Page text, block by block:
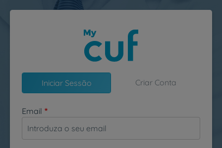
Passar para o conteúdo principal
Iniciar Sessão Criar Conta
Email